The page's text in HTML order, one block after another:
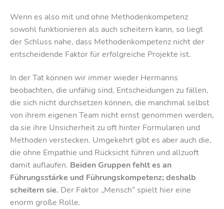
Wenn es also mit und ohne Methodenkompetenz
sowohl funktionieren als auch scheitern kann, so liegt
der Schluss nahe, dass Methodenkompetenz nicht der
entscheidende Faktor für erfolgreiche Projekte ist.
In der Tat können wir immer wieder Hermanns
beobachten, die unfähig sind, Entscheidungen zu fällen,
die sich nicht durchsetzen können, die manchmal selbst
von ihrem eigenen Team nicht ernst genommen werden,
da sie ihre Unsicherheit zu oft hinter Formularen und
Methoden verstecken. Umgekehrt gibt es aber auch die,
die ohne Empathie und Rücksicht führen und allzuoft
damit auflaufen. Beiden Gruppen fehlt es an
Führungsstärke und Führungskompetenz; deshalb
scheitern sie. Der Faktor „Mensch“ spielt hier eine
enorm große Rolle.